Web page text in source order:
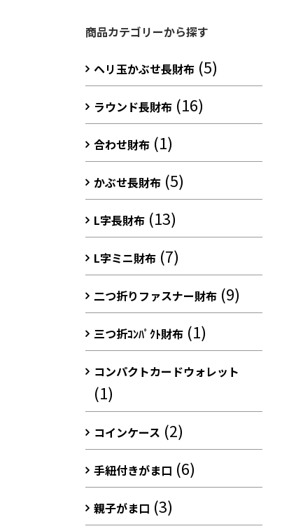
商品カテゴリーから探す
ヘリ玉かぶせ長財布 (5)
ラウンド長財布 (16)
合わせ財布 (1)
かぶせ長財布 (5)
L字長財布 (13)
L字ミニ財布 (7)
二つ折りファスナー財布 (9)
三つ折ｺﾝﾊﾟｸﾄ財布 (1)
コンパクトカードウォレット
(1)
コインケース (2)
手紐付きがま口 (6)
親子がま口 (3)